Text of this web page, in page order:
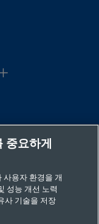
중요하게
용자 환경을 개
성능 개선 노력
사 기술을 저장